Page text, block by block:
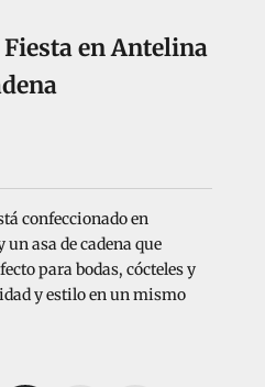
en Antelina
confeccionado en
asa de cadena que
para bodas, cócteles y
y estilo en un mismo